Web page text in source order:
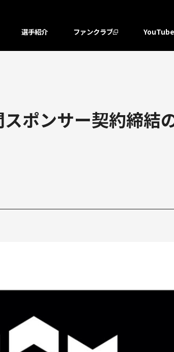
選手紹介 ファンクラブ YouTube
ポンサー契約締結